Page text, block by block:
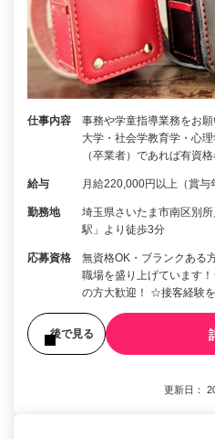
仕事内容
事務や学童指導業務をお
大学・社会学教育学・心
（卒業者）であれば有資
給与 月給220,000円以上（賞与
勤務地
埼玉県さいたま市南区別
駅」より徒歩3分
応募資格
無資格OK・ブランクあ
職場を盛り上げています
の方大歓迎！ ☆接客経験
後で見る
更新日：